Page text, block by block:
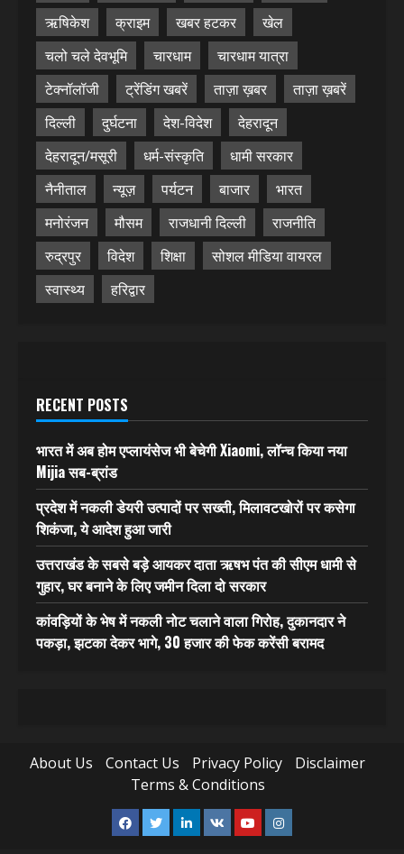
ऋषिकेश
क्राइम खबर हटकर
खेल
चलो चले देवभूमि
चारधाम
चारधाम यात्रा
टेक्नॉलॉजी
ट्रेंडिंग खबरें ताज़ा ख़बर
ताज़ा ख़बरें
दिल्ली
दुर्घटना देश-विदेश
देहरादून
देहरादून/मसूरी
धर्म-संस्कृति
धामी सरकार
नैनीताल
न्यूज़ पर्यटन बाजार
भारत
मनोरंजन
मौसम राजधानी दिल्ली
राजनीति
रुद्रपुर
विदेश शिक्षा
सोशल मीडिया वायरल
स्वास्थ्य
हरिद्वार
RECENT POSTS
भारत में अब होम एप्लायंसेज भी बेचेगी Xiaomi, लॉन्च किया नया
Mijia सब-ब्रांड
प्रदेश में नकली डेयरी उत्पादों पर सख्ती, मिलावटखोरों पर कसेगा
शिकंजा, ये आदेश हुआ जारी
उत्तराखंड के सबसे बड़े आयकर दाता ऋषभ पंत की सीएम धामी से
गुहार, घर बनाने के लिए जमीन दिला दो सरकार
कांवड़ियों के भेष में नकली नोट चलाने वाला गिरोह, दुकानदार ने
पकड़ा, झटका देकर भागे, 30 हजार की फेक करेंसी बरामद
About Us Contact Us Privacy Policy
Disclaimer
Terms & Conditions
Facebook
TwitterLinkedin
VK YoutubeInstagram